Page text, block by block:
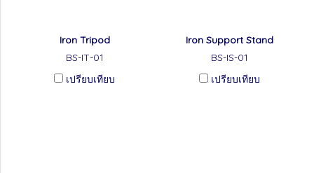
Iron Tripod
BS-IT-01
เปรียบเทียบ
Iron Support Stand
BS-IS-01
เปรียบเทียบ